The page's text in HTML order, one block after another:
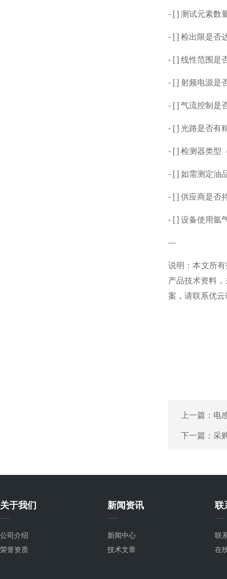
- [ ] 测试元素数
- [ ] 检出限是否
- [ ] 线性范围是
- [ ] 射频电源是
- [ ] 气流控制是
- [ ] 光路是否有
- [ ] 检测器类型
- [ ] 如需测定油
- [ ] 供应商是否
- [ ] 设备使用氩
---
说明：本文所
产品技术资料
案，请联系优云
上一篇： 电
下一篇： 采
关于我们
公司介绍
荣誉资质
新闻资讯
新闻中心
技术文章
联
联
在